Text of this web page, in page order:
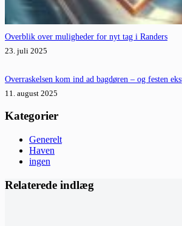
Overblik over muligheder for nyt tag i Randers
23. juli 2025
Overraskelsen kom ind ad bagdøren – og festen
11. august 2025
Kategorier
Generelt
Haven
ingen
Relaterede indlæg